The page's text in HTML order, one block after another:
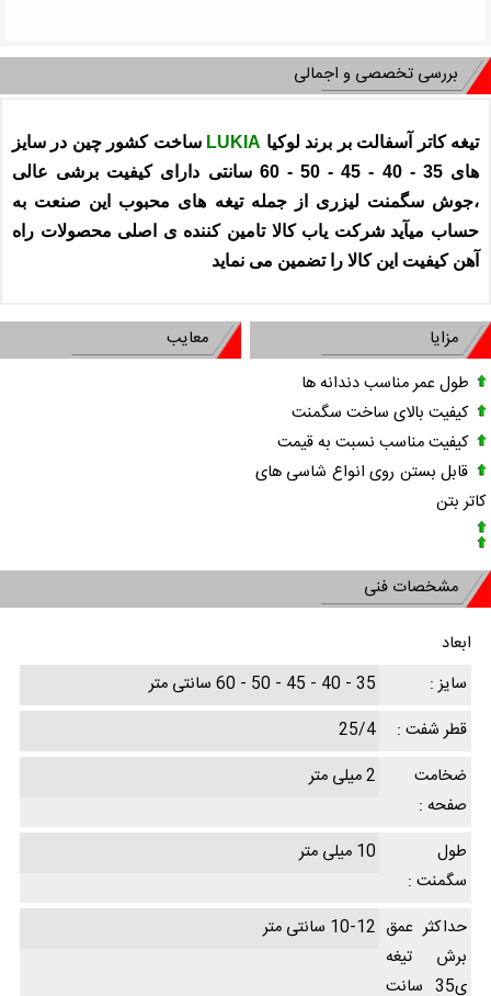
بررسی تخصصی و اجمالی
تیغه کاتر آسفالت بر برند لوکیا
ساخت کشور چین در سایز
های 35 - 40 - 45 - 50 - 60 سانتی دارای کیفیت برشی عالی
،جوش سگمنت لیزری از جمله تیغه های محبوب این صنعت به
حساب میآید شرکت یاب کالا تامین کننده ی اصلی محصولات راه
آهن کیفیت این کالا را تضمین می نماید
مزایا
طول عمر مناسب دندانه ها
کیفیت بالای ساخت سگمنت
کیفیت مناسب نسبت به قیمت
قابل بستن روی انواع شاسی های
کاتر بتن
معایب
مشخصات فنی
ابعاد
سایز :
35 - 40 - 45 - 50 - 60 سانتی متر
قطر شفت :
25/4
ضخامت
صفحه :
2 میلی متر
طول
سگمنت :
10 میلی متر
حداکثر عمق
برش تیغه
ی35 سانت
10-12 سانتی متر